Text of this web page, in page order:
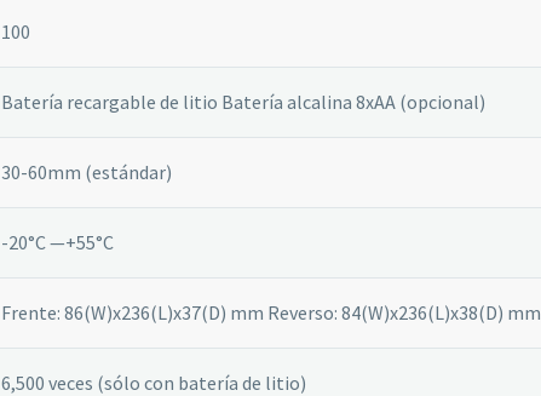
100
Batería recargable de litio Batería alcalina 8xAA (opcional)
30-60mm (estándar)
-20°C —+55°C
Frente: 86(W)x236(L)x37(D) mm Reverso: 84(W)x236(L)x38(D) mm
6,500 veces (sólo con batería de litio)
durante tu
Marketing
Al compartir tus